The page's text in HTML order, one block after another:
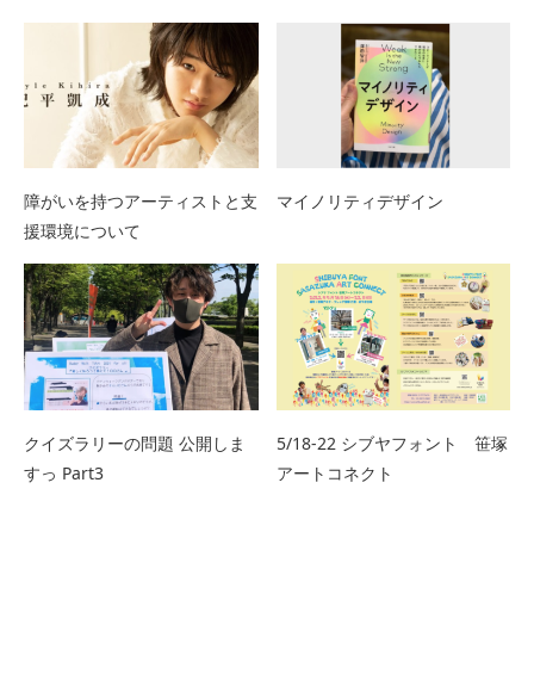
障がいを持つアーティストと支
援環境について
マイノリティデザイン
クイズラリーの問題 公開しま
すっ Part3
5/18-22 シブヤフォント 笹塚
アートコネクト